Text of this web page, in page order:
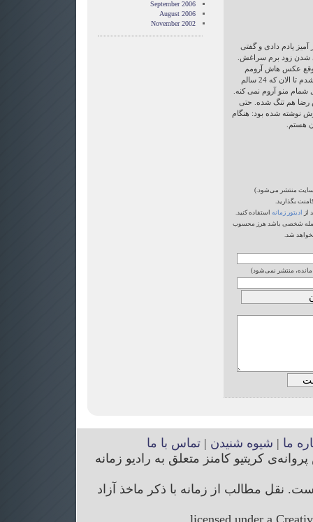
آمیز یادم دادی و گفتی
زود برم سراغش.
عکس هاش آرومم
میکرد ولی کم کم همشونو حفظ شدم تا الان که 24 سالم
شمام منو آروم نمی کنه.
رضا هم تنگ شده. حتی
نوشته شده بود: هنگام
هستم.
منتشر می‌شود.)
بگذارید.
از
ادیتور زمانه استفاده کنید.
حمله شخصی باشد هرز محسوب
شد.
مانده، منتشر نمی‌شود)
September 2006
August 2006
November 2002
ما | شیوه شنیدن |تماس با ما
کریتیو کامنز متعلق به رادیو زمانه
نقل مطالب از زمانه با ذکر ماخذ آزاد
licensed under a